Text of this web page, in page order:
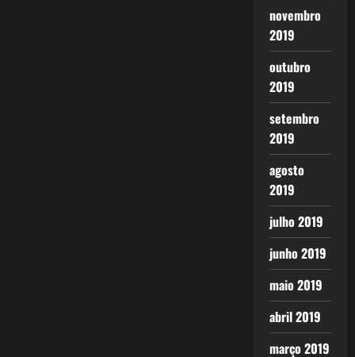
novembro
2019
outubro
2019
setembro
2019
agosto
2019
julho 2019
junho 2019
maio 2019
abril 2019
março 2019